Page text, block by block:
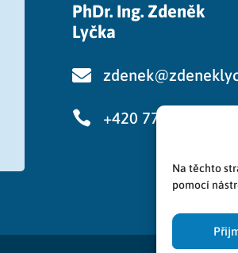
Na těchto
pomocí
PhDr. Ing. Zdeněk
Lyčka

 +420 776 750 488